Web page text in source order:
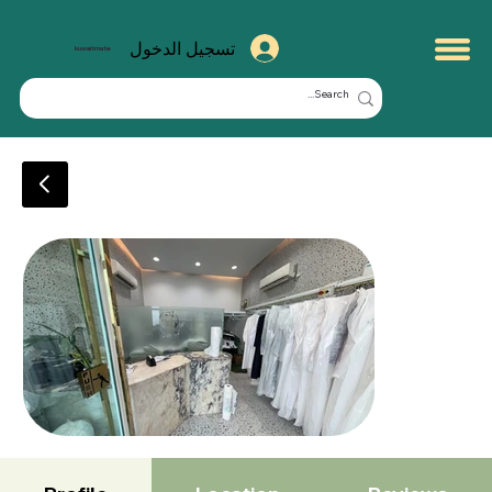
kuwaitmate تسجيل الدخول